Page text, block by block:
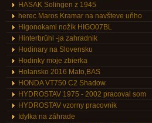
HASAK Solingen z 1945
herec Maros Kramar na navšteve uňho
Higonokami nožík HIGO07BL
Hinterbrühl -ja zahradnik
Hodinary na Slovensku
Hodinky moje zbierka
Holansko 2016 Mato,BAS
HONDA VT750 C2 Shadow
HYDROSTAV 1975 - 2002 pracoval som
HYDROSTAV vzorny pracovnik
Idylka na záhrade